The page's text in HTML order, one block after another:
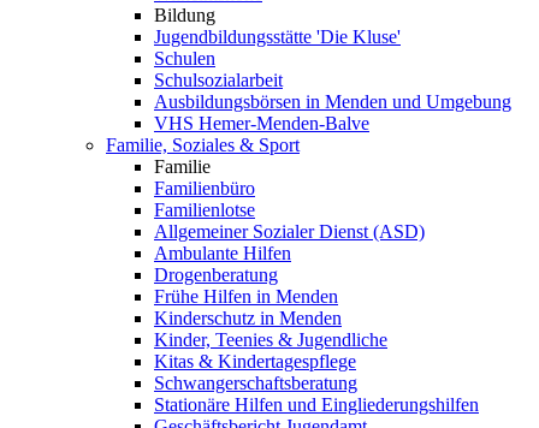
Bildung
Jugendbildungsstätte 'Die Kluse'
Schulen
Schulsozialarbeit
Ausbildungsbörsen in Menden und Umgebung
VHS Hemer-Menden-Balve
Familie, Soziales & Sport
Familie
Familienbüro
Familienlotse
Allgemeiner Sozialer Dienst (ASD)
Ambulante Hilfen
Drogenberatung
Frühe Hilfen in Menden
Kinderschutz in Menden
Kinder, Teenies & Jugendliche
Kitas & Kindertagespflege
Schwangerschaftsberatung
Stationäre Hilfen und Eingliederungshilfen